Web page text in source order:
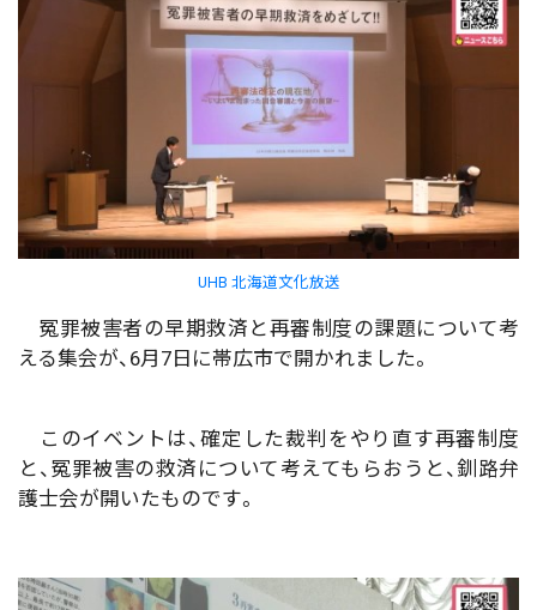
UHB 北海道文化放送
冤罪被害者の早期救済と再審制度の課題について考
える集会が、6月7日に帯広市で開かれました。
このイベントは、確定した裁判をやり直す再審制度
と、冤罪被害の救済について考えてもらおうと、釧路弁
護士会が開いたものです。